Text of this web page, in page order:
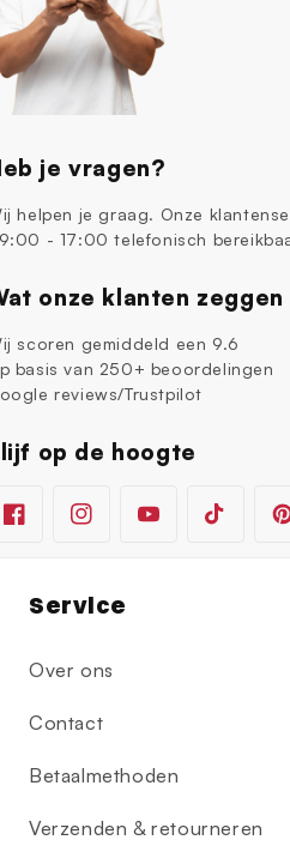
je vragen?
helpen je graag. Onze
- 17:00 telefonisch
onze klanten zeggen
scoren gemiddeld een 9.6
basis van 250+ beoordelingen
reviews/Trustpilot
op de hoogte
FacebookInstagramYouTubeTikTok
Service
Over ons
Contact
Betaalmethoden
Verzenden & retourneren